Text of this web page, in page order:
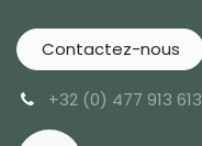
Contactez-nous
+32 (0) 477 913 613